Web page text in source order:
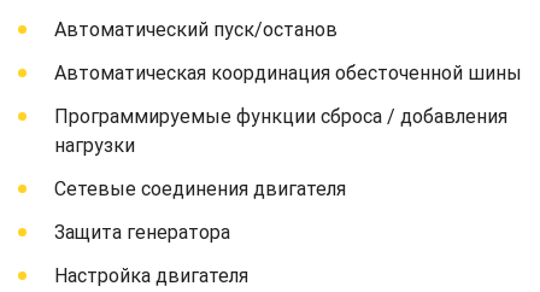
Автоматический пуск/останов
Автоматическая координация обесточенной шины
Программируемые функции сброса / добавления
нагрузки
Сетевые соединения двигателя
Защита генератора
Настройка двигателя